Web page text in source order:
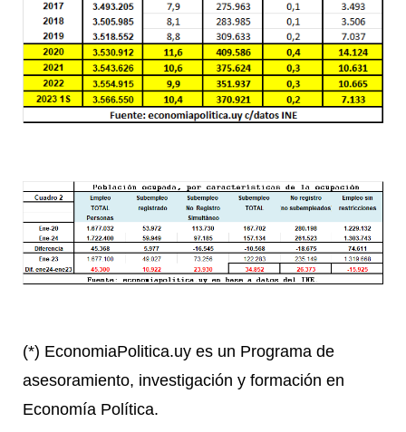
(*) EconomiaPolitica.uy es un Programa de
asesoramiento, investigación y formación en
Economía Política.